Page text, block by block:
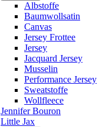
Albstoffe
Baumwollsatin
Canvas
Jersey Frottee
Jersey
Jacquard Jersey
Musselin
Performance Jersey
Sweatstoffe
Wollfleece
Jennifer Bouron
Little Jax